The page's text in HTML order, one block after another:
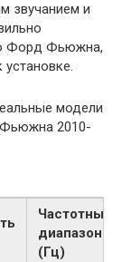
звучанием и
Форд Фьюжна,
модели
2010-
Частотный
диапазон
(Гц)